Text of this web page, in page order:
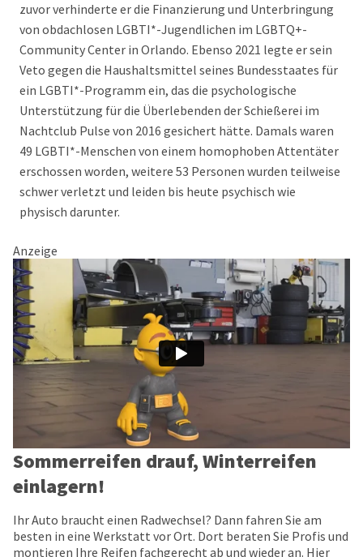
zuvor verhinderte er die Finanzierung und Unterbringung
von obdachlosen LGBTI*-Jugendlichen im LGBTQ+-
Community Center in Orlando. Ebenso 2021 legte er sein
Veto gegen die Haushaltsmittel seines Bundesstaates für
ein LGBTI*-Programm ein, das die psychologische
Unterstützung für die Überlebenden der Schießerei im
Nachtclub Pulse von 2016 gesichert hätte. Damals waren
49 LGBTI*-Menschen von einem homophoben Attentäter
erschossen worden, weitere 53 Personen wurden teilweise
schwer verletzt und leiden bis heute psychisch wie
physisch darunter.
Anzeige
Sommerreifen drauf, Winterreifen
einlagern!
Ihr Auto braucht einen Radwechsel? Dann fahren Sie am
besten in eine Werkstatt vor Ort. Dort beraten Sie Profis und
montieren Ihre Reifen fachgerecht ab und wieder an. Hier